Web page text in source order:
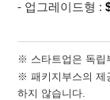
- 업그레이드형 :
※ 스타트업은 독립
※ 패키지부스의 제
하지 않습니다.